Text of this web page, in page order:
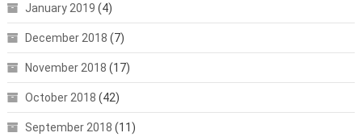
January 2019 (4)
December 2018 (7)
November 2018 (17)
October 2018 (42)
September 2018 (11)